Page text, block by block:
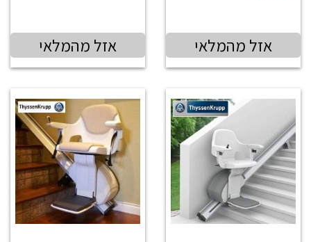
אזל מהמלאי אזל מהמלאי